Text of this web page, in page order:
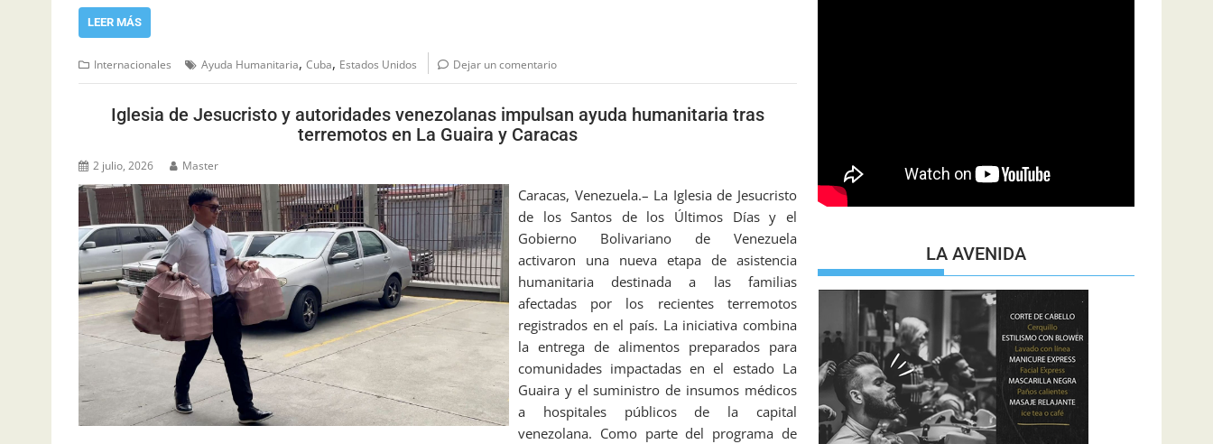
LEER MÁS
Internacionales Ayuda Humanitaria, Cuba, Estados Unidos Dejar un comentario
Iglesia de Jesucristo y autoridades venezolanas impulsan ayuda humanitaria tras
terremotos en La Guaira y Caracas
2 julio, 2026 Master
Caracas, Venezuela.– La Iglesia de Jesucristo
de los Santos de los Últimos Días y el
Gobierno Bolivariano de Venezuela
activaron una nueva etapa de asistencia
humanitaria destinada a las familias
afectadas por los recientes terremotos
registrados en el país. La iniciativa combina
la entrega de alimentos preparados para
comunidades impactadas en el estado La
Guaira y el suministro de insumos médicos
a hospitales públicos de la capital
venezolana. Como parte del programa de
LA AVENIDA